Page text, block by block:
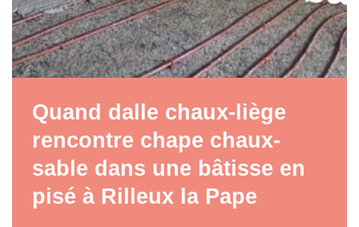
Quand dalle chaux-liège
rencontre chape chaux-
sable dans une bâtisse en
pisé à Rilleux la Pape